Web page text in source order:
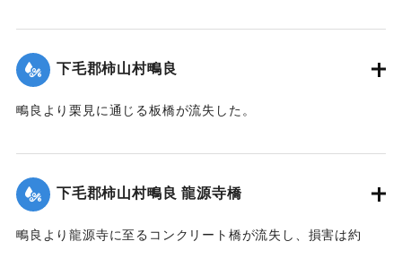
なった。
【出典：大分新聞 大正12年6月23日朝刊7面】
｜固有コード:00275065
下毛郡柿山村鴫良
鴫良より栗見に通じる板橋が流失した。
｜固有コード:00275066
下毛郡柿山村鴫良 龍源寺橋
鴫良より龍源寺に至るコンクリート橋が流失し、損害は約